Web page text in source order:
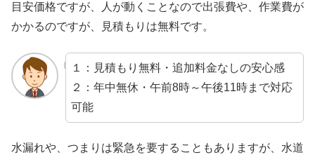
目安価格ですが、人が動くことなので出張費や、作業費が
かかるのですが、見積もりは無料です。
１：見積もり無料・追加料金なしの安心感
２：年中無休・午前8時～午後11時まで対応
可能
水漏れや、つまりは緊急を要することもありますが、水道